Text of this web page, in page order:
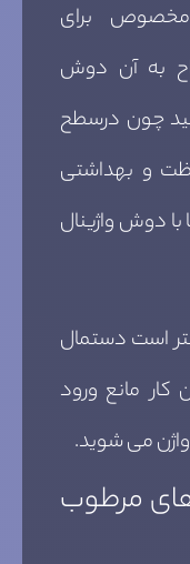
برای
به آن دوش
چون درسطح
و بهداشتی
دوش واژینال
است دستمال
کار مانع ورود
می شوید.
مرطوب